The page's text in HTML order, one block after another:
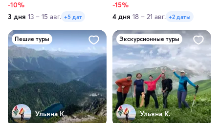
-10%
3 дня 13 – 15 авг. +5 дат
-15%
4 дня 18 – 21 авг. +2 даты
Пешие туры
Ульяна К.
Экскурсионные туры
Ульяна К.